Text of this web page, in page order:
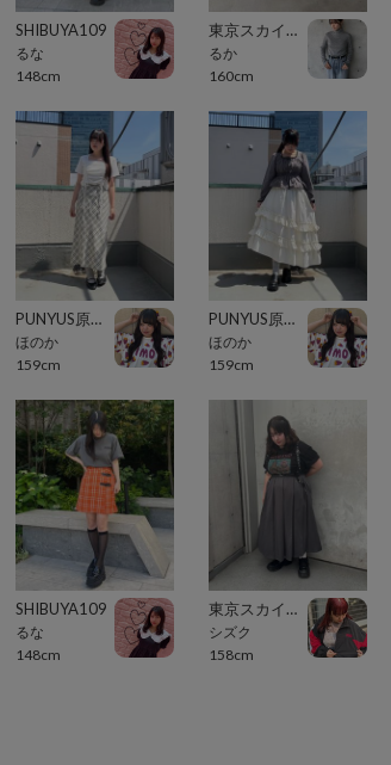
SHIBUYA109
るな
148cm
東京スカイツリータウン・ソラマチ
るか
160cm
PUNYUS原宿竹下通り
ほのか
159cm
PUNYUS原宿竹下通り
ほのか
159cm
SHIBUYA109
るな
148cm
東京スカイツリータウン・ソラマチ
シズク
158cm